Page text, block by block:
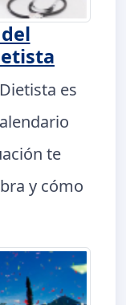
es
te
y cómo